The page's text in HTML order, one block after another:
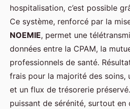
hospitalisation, c’est possible
Ce système, renforcé par la
NOEMIE, permet une
données entre la CPAM, la
professionnels de santé.
frais pour la majorité des soins,
et un flux de trésorerie
puissant de sérénité, surtout en